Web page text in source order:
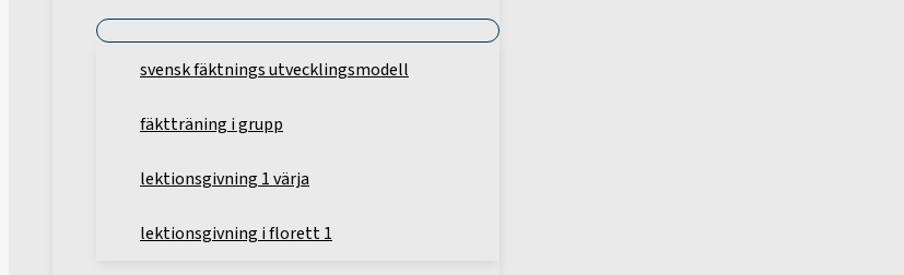
svensk fäktnings utvecklingsmodell
fäktträning i grupp
lektionsgivning 1 värja
lektionsgivning i florett 1